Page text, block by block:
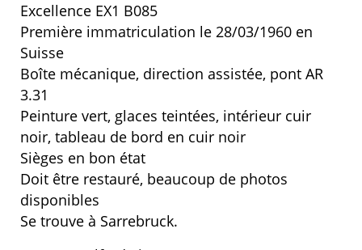
Excellence EX1 B085
Première immatriculation le 28/03/1960 en
Suisse
Boîte mécanique, direction assistée, pont AR
3.31
Peinture vert, glaces teintées, intérieur cuir
noir, tableau de bord en cuir noir
Sièges en bon état
Doit être restauré, beaucoup de photos
disponibles
Se trouve à Sarrebruck.